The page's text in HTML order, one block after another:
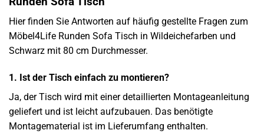
Hier finden Sie Antworten auf häufig gestellte Fragen zum
Möbel4Life Runden Sofa Tisch in Wildeichefarben und
Schwarz mit 80 cm Durchmesser.
1. Ist der Tisch einfach zu montieren?
Ja, der Tisch wird mit einer detaillierten Montageanleitung
geliefert und ist leicht aufzubauen. Das benötigte
Montagematerial ist im Lieferumfang enthalten.